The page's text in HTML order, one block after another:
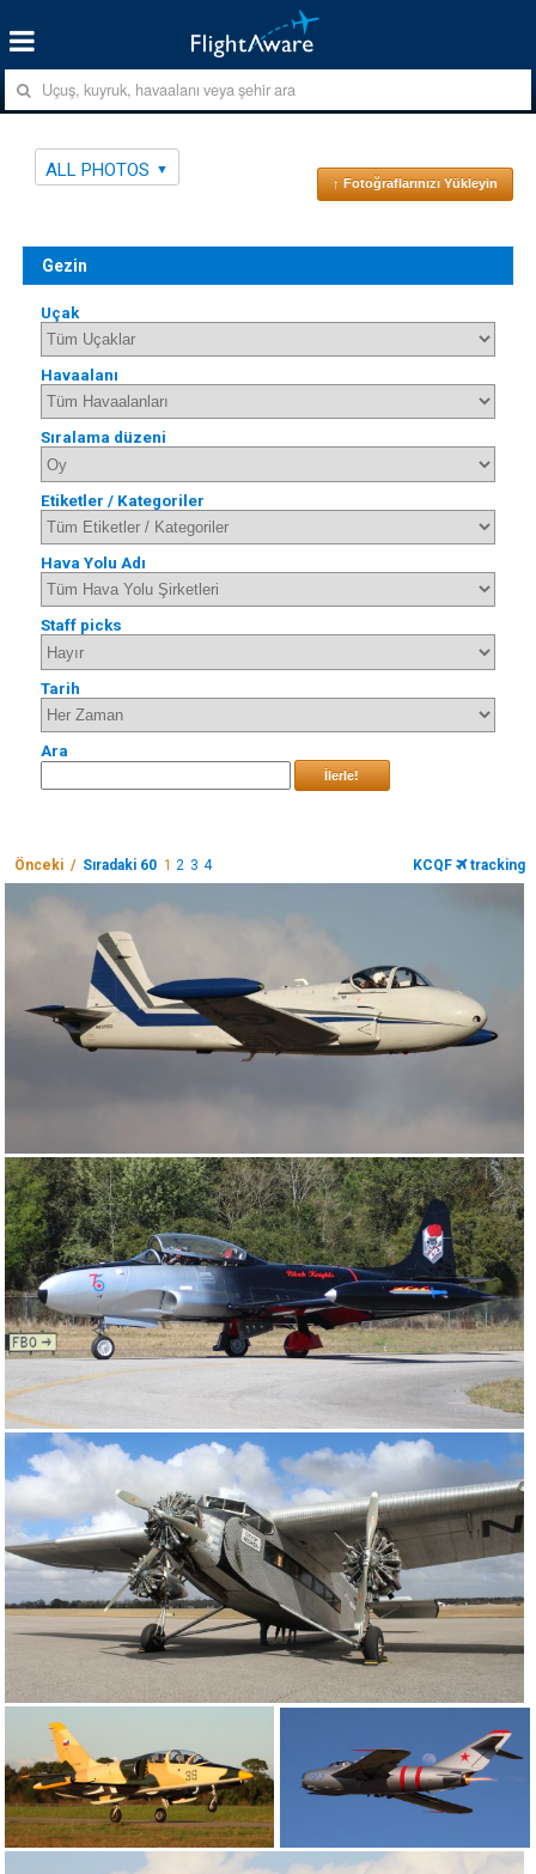
ALL PHOTOS
↑ Fotoğraflarınızı Yükleyin
Gezin
Uçak
Havaalanı
Sıralama düzeni
Etiketler / Kategoriler
Hava Yolu Adı
Staff picks
Tarih
Ara
İlerle!
Önceki / Sıradaki 60 1 2 3 4 KCQF tracking